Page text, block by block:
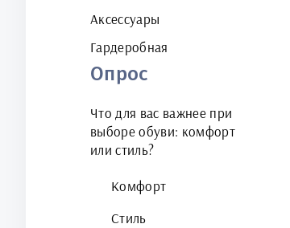
Аксессуары
Гардеробная
Опрос
Что для вас важнее при
выборе обуви: комфорт
или стиль?
Комфорт
Стиль